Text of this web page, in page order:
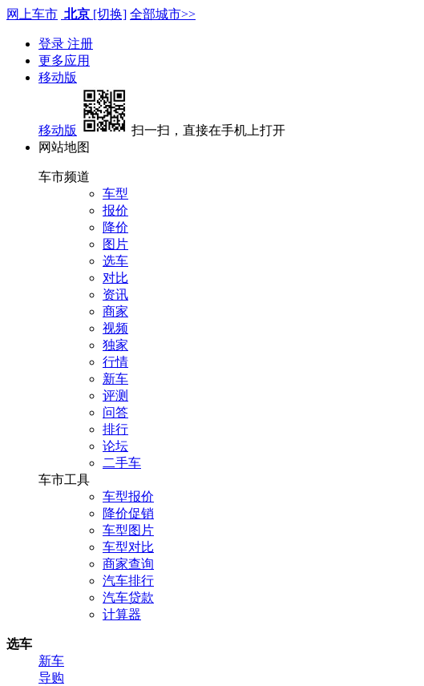
网上车市 北京 [切换] 全部城市>>
登录 注册
更多应用
移动版
移动版
扫一扫，直接在手机上打开
网站地图
车市频道
车型
报价
降价
图片
选车
对比
资讯
商家
视频
独家
行情
新车
评测
问答
排行
论坛
二手车
车市工具
车型报价
降价促销
车型图片
车型对比
商家查询
汽车排行
汽车贷款
计算器
选车
新车
导购